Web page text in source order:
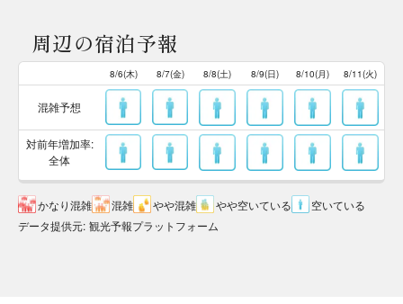
周辺の宿泊予報
8/6(木) 8/7(金) 8/8(土) 8/9(日) 8/10(月) 8/11(火)
混雑予想
対前年増加率:
全体
かなり混雑 混雑 やや混雑 やや空いている
空いている
データ提供元: 観光予報プラットフォーム